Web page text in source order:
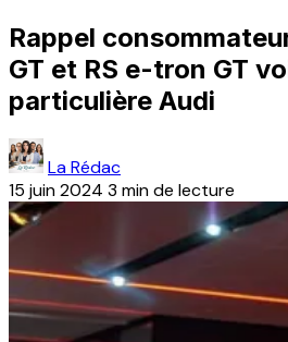
Rappel
GT et RS e-tron GT
particulière Audi
La Rédac
15 juin 2024 3 min de lecture